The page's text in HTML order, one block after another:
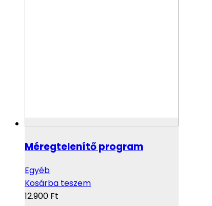
Méregtelenítő program
Egyéb
Kosárba teszem
12.900 Ft